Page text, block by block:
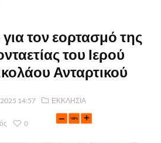
τον εορτασμό της
του Ιερού
Ανταρτικού
2025 14:57 ΕΚΚΛΗΣΙΑ
0